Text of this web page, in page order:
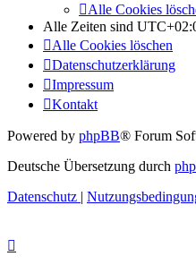
Alle Cookies
Alle Zeiten sind
Alle Cookies löschen
Datenschutzerklärung
Impressum
Kontakt
Powered by phpBB® Forum
Deutsche Übersetzung durch
Datenschutz |